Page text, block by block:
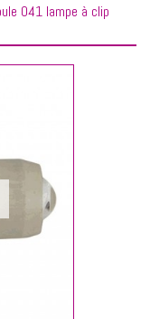
041 lampe à clip